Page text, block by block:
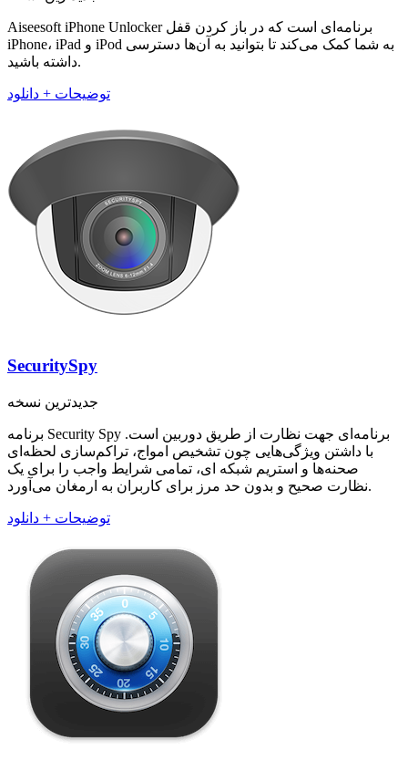
Aiseesoft iPhone Unlocker برنامه‌ای است که در باز کردن قفل
iPhone، iPad و iPod به شما کمک می‌کند تا بتوانید به آن‌ها دسترسی
داشته باشید.
توضیحات + دانلود
SecuritySpy
جدیدترین نسخه
برنامه Security Spy برنامه‌ای جهت نظارت از طریق دوربین است.
با داشتن ویژگی‌هایی چون تشخیص امواج، تراکم‌سازی لحظه‌ای
صحنه‌ها و استریم شبکه ای، تمامی شرایط واجب را برای یک
نظارت صحیح و بدون حد مرز برای کاربران به ارمغان می‌آورد.
توضیحات + دانلود